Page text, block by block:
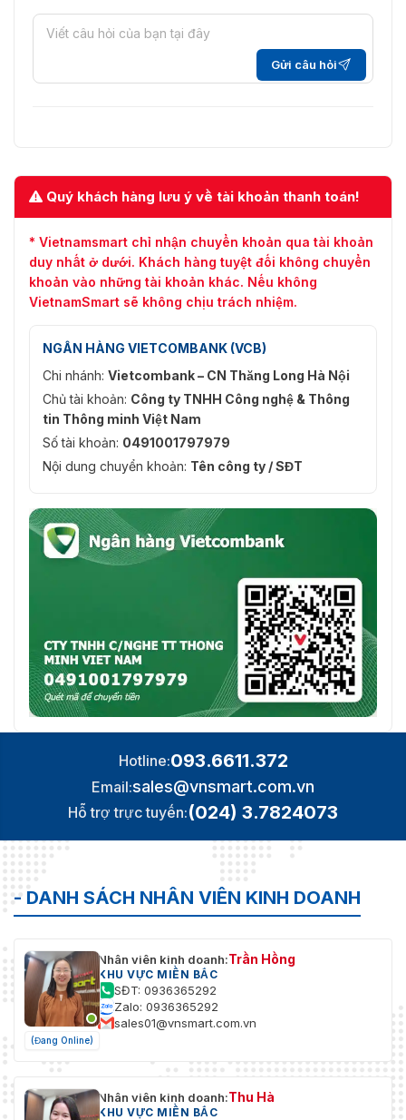
Gửi câu hỏi
Quý khách hàng lưu ý về tài khoản thanh toán!
* Vietnamsmart chỉ nhận chuyển khoản qua tài khoản
duy nhất ở dưới. Khách hàng tuyệt đối không chuyển
khoản vào những tài khoản khác. Nếu không
VietnamSmart sẽ không chịu trách nhiệm.
NGÂN HÀNG VIETCOMBANK (VCB)
Chi nhánh: Vietcombank – CN Thăng Long Hà Nội
Chủ tài khoản: Công ty TNHH Công nghệ & Thông
tin Thông minh Việt Nam
Số tài khoản: 0491001797979
Nội dung chuyển khoản: Tên công ty / SĐT
Hotline:093.6611.372
Email:sales@vnsmart.com.vn
Hỗ trợ trực tuyến:(024) 3.7824073
- DANH SÁCH NHÂN VIÊN KINH DOANH
(Đang Online)
Nhân viên kinh doanh:Trần Hồng
KHU VỰC MIỀN BẮC
SĐT: 0936365292
Zalo: 0936365292
sales01@vnsmart.com.vn
Nhân viên kinh doanh:Thu Hà
KHU VỰC MIỀN BẮC